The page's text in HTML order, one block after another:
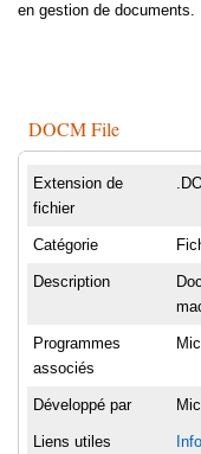
en gestion de documents.
DOCM File
Extension de
fichier
Catégorie
Description
Programmes
associés
Développé par
Liens utiles